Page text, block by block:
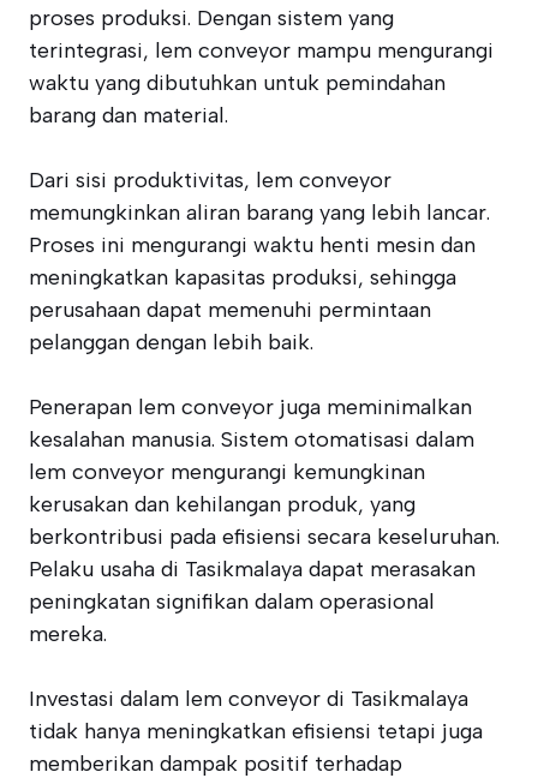
proses produksi. Dengan sistem yang
terintegrasi, lem conveyor mampu mengurangi
waktu yang dibutuhkan untuk pemindahan
barang dan material.
Dari sisi produktivitas, lem conveyor
memungkinkan aliran barang yang lebih lancar.
Proses ini mengurangi waktu henti mesin dan
meningkatkan kapasitas produksi, sehingga
perusahaan dapat memenuhi permintaan
pelanggan dengan lebih baik.
Penerapan lem conveyor juga meminimalkan
kesalahan manusia. Sistem otomatisasi dalam
lem conveyor mengurangi kemungkinan
kerusakan dan kehilangan produk, yang
berkontribusi pada efisiensi secara keseluruhan.
Pelaku usaha di Tasikmalaya dapat merasakan
peningkatan signifikan dalam operasional
mereka.
Investasi dalam lem conveyor di Tasikmalaya
tidak hanya meningkatkan efisiensi tetapi juga
memberikan dampak positif terhadap